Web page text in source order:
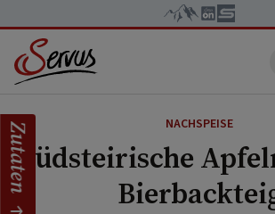
NACHSPEISE
Südsteirische
Zutaten